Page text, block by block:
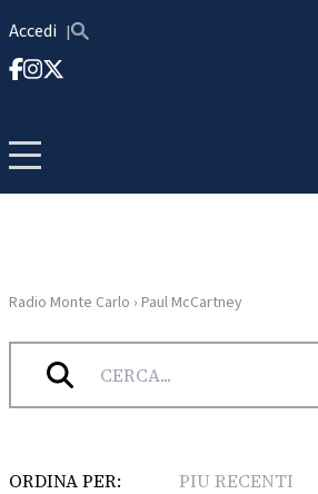
Accedi
HOME
RADIO
Radio Monte Carlo › Paul McCartney
Tag:Paul McCartney
ORDINA PER: PIU RECENTI